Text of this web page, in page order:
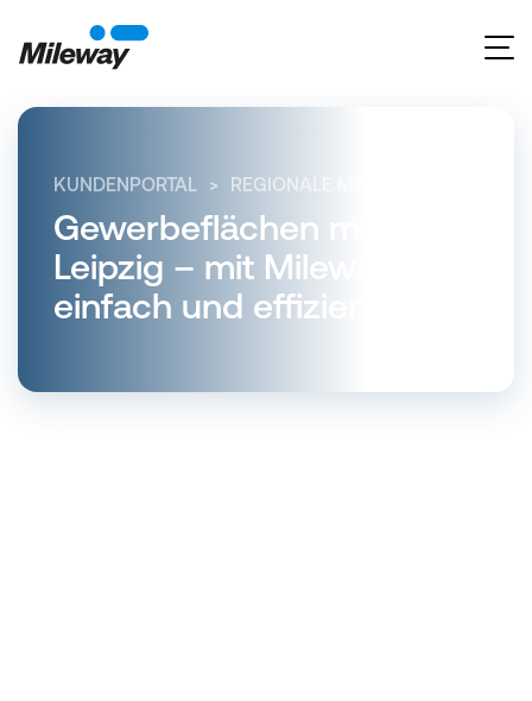
KUNDENPORTAL REGIONALE MÄRKTE
Gewerbeflächen mieten in
Leipzig – mit Mileway
einfach und effizient